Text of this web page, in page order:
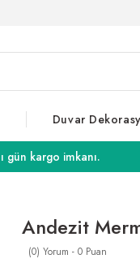
Duvar
gün kargo imkanı.
Andezit
(0) Yorum - 0 Puan